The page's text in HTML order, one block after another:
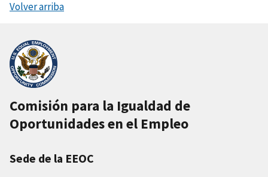
Volver arriba
Comisión para la Igualdad de
Oportunidades en el Empleo
Sede de la EEOC